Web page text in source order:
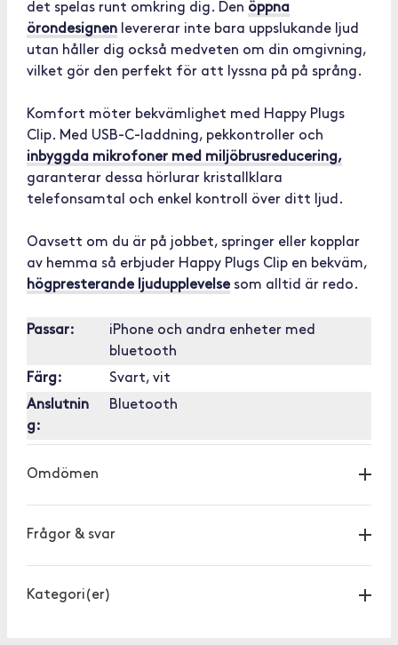
det spelas runt omkring dig. Den öppna
örondesignen levererar inte bara uppslukande ljud
utan håller dig också medveten om din omgivning,
vilket gör den perfekt för att lyssna på på språng.
Komfort möter bekvämlighet med Happy Plugs
Clip. Med USB-C-laddning, pekkontroller och
inbyggda mikrofoner med miljöbrusreducering,
garanterar dessa hörlurar kristallklara
telefonsamtal och enkel kontroll över ditt ljud.
Oavsett om du är på jobbet, springer eller kopplar
av hemma så erbjuder Happy Plugs Clip en bekväm,
högpresterande ljudupplevelsesom alltid är redo.
Passar:
iPhone och andra enheter med
bluetooth
Färg:
Svart, vit
Anslutnin
g:
Bluetooth
Omdömen
Frågor & svar
Kategori(er)